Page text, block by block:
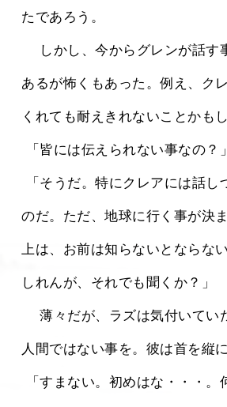
たであろう。
あるが怖くもあった。例え、ク
くれても耐えきれないことかも
「皆には伝えられない事なの？」
のだ。ただ、地球に行く事が決
上は、お前は知らないとならな
しれんが、それでも聞くか？」
人間ではない事を。彼は首を縦に